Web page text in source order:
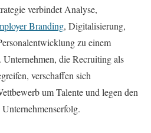
verbindet Analyse,
Branding, Digitalisierung,
zu einem
Unternehmen, die Recruiting als
verschaffen sich
um Talente und legen den